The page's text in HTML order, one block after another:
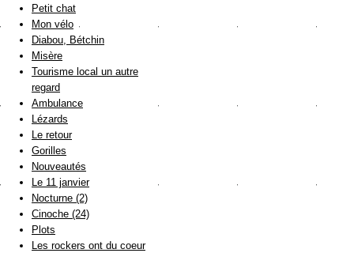
Petit chat
Mon vélo
Diabou, Bétchin
Misère
Tourisme local un autre
regard
Ambulance
Lézards
Le retour
Gorilles
Nouveautés
Le 11 janvier
Nocturne (2)
Cinoche (24)
Plots
Les rockers ont du coeur